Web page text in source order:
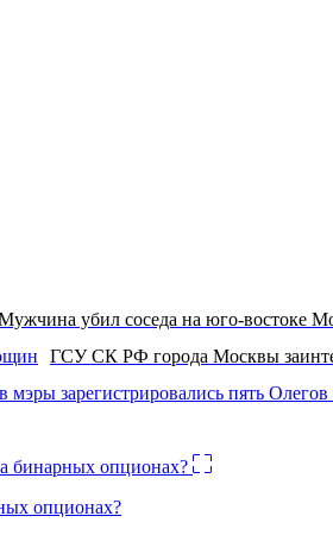
убил соседа на юго-востоке
ГСУ СК РФ города Москвы
опционах?